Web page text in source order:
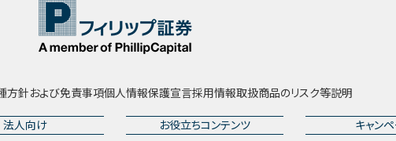
方針および免責事項個人情報保護宣言採用情報取扱商品のリスク等説明
法人向け
お役立ちコンテンツ
キャン